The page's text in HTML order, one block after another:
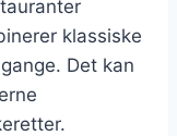
klassiske
Det kan